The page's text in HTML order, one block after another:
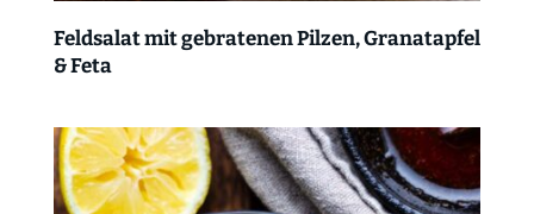
Feldsalat mit gebratenen Pilzen, Granatapfel
& Feta